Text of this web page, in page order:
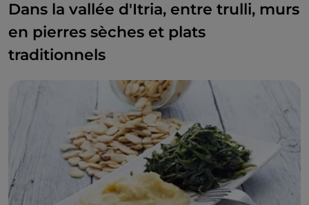
Dans la vallée d'Itria, entre trulli, murs
en pierres sèches et plats
traditionnels